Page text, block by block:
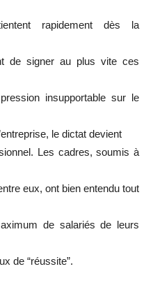
rapidement dès la
de signer au plus vite ces
insupportable sur le
le dictat devient
Les cadres, soumis à
eux, ont bien entendu tout
de salariés de leurs
de “réussite”.